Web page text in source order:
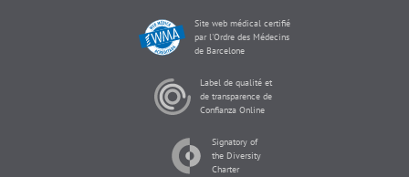
Site web médical certifié
par l'Ordre des Médecins
de Barcelone
Label de qualité et
de transparence de
Confianza Online
Signatory of
the Diversity
Charter